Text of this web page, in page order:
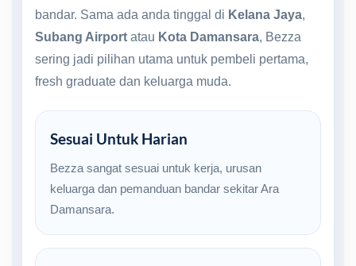
bandar. Sama ada anda tinggal di Kelana Jaya,
Subang Airport atau Kota Damansara, Bezza
sering jadi pilihan utama untuk pembeli pertama,
fresh graduate dan keluarga muda.
Sesuai Untuk Harian
Bezza sangat sesuai untuk kerja, urusan
keluarga dan pemanduan bandar sekitar Ara
Damansara.